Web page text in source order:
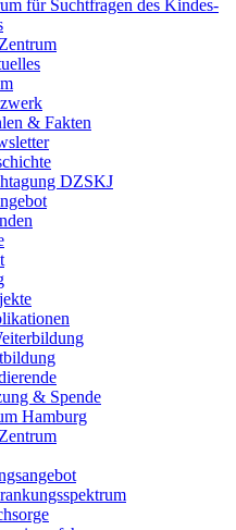
für Suchtfragen des Kindes-
& Fakten
DZSKJ
& Spende
Hamburg